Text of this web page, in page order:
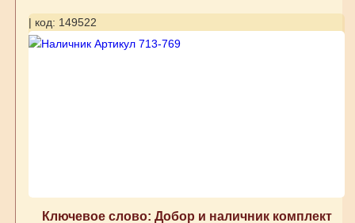
| код: 149522
Ключевое слово: Добор и наличник комплект